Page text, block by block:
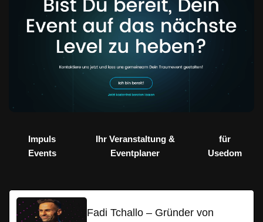
Impuls
Events
Ihr Veranstaltung &
Eventplaner
für
Usedom
Fadi Tchallo – Gründer von